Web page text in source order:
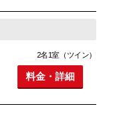
2名1室（ツイン）
料金・詳細